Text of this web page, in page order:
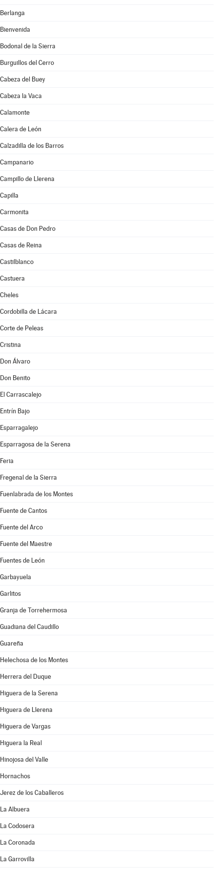
Berlanga
Bienvenida
Bodonal de la Sierra
Burguillos del Cerro
Cabeza del Buey
Cabeza la Vaca
Calamonte
Calera de León
Calzadilla de los Barros
Campanario
Campillo de Llerena
Capilla
Carmonita
Casas de Don Pedro
Casas de Reina
Castilblanco
Castuera
Cheles
Cordobilla de Lácara
Corte de Peleas
Cristina
Don Álvaro
Don Benito
El Carrascalejo
Entrín Bajo
Esparragalejo
Esparragosa de la Serena
Feria
Fregenal de la Sierra
Fuenlabrada de los Montes
Fuente de Cantos
Fuente del Arco
Fuente del Maestre
Fuentes de León
Garbayuela
Garlitos
Granja de Torrehermosa
Guadiana del Caudillo
Guareña
Helechosa de los Montes
Herrera del Duque
Higuera de la Serena
Higuera de Llerena
Higuera de Vargas
Higuera la Real
Hinojosa del Valle
Hornachos
Jerez de los Caballeros
La Albuera
La Codosera
La Coronada
La Garrovilla